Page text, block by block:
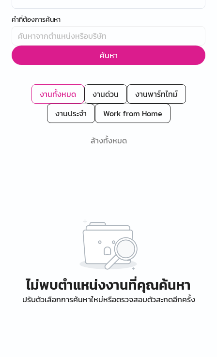
คำที่ต้องการค้นหา
ค้นหา
งานทั้งหมด งานด่วน
งานพาร์ทไทม์
งานประจำ
Work from Home
ล้างทั้งหมด
ไม่พบตำแหน่งงานที่คุณค้นหา
ปรับตัวเลือกการค้นหาใหม่หรือตรวจสอบตัวสะกดอีกครั้ง